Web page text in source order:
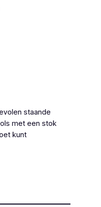
staande
met een stok
kunt